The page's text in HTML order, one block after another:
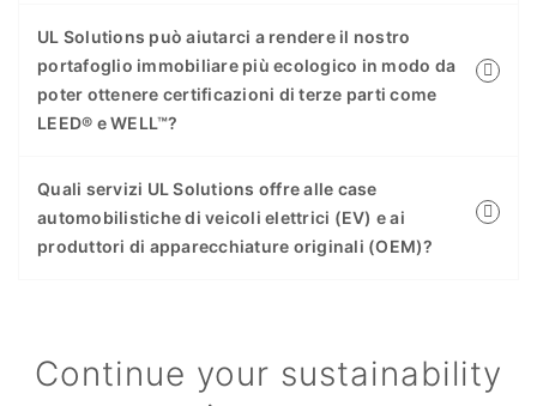
UL Solutions può aiutarci a rendere il nostro
portafoglio immobiliare più ecologico in modo da
poter ottenere certificazioni di terze parti come
LEED® e WELL™?
Quali servizi UL Solutions offre alle case
automobilistiche di veicoli elettrici (EV) e ai
produttori di apparecchiature originali (OEM)?
Continue your sustainability